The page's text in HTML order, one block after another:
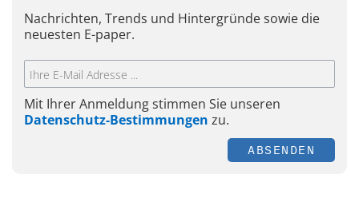
Nachrichten, Trends und Hintergründe sowie die
neuesten E-paper.
Mit Ihrer Anmeldung stimmen Sie unseren
Datenschutz-Bestimmungen zu.
ABSENDEN